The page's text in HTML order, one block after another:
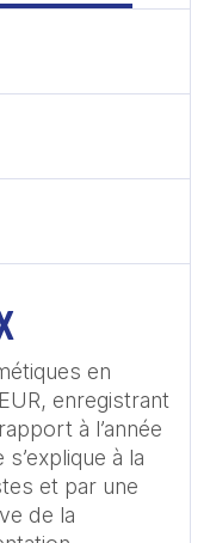
en
enregistrant
à l’année
à la
et par une
de la